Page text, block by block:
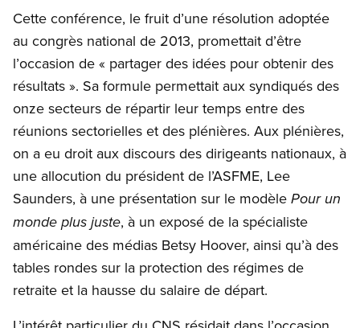
Cette conférence, le fruit d’une résolution adoptée
au congrès national de 2013, promettait d’être
l’occasion de « partager des idées pour obtenir des
résultats ». Sa formule permettait aux syndiqués des
onze secteurs de répartir leur temps entre des
réunions sectorielles et des plénières. Aux plénières,
on a eu droit aux discours des dirigeants nationaux, à
une allocution du président de l’ASFME, Lee
Saunders, à une présentation sur le modèle Pour un
monde plus juste, à un exposé de la spécialiste
américaine des médias Betsy Hoover, ainsi qu’à des
tables rondes sur la protection des régimes de
retraite et la hausse du salaire de départ.